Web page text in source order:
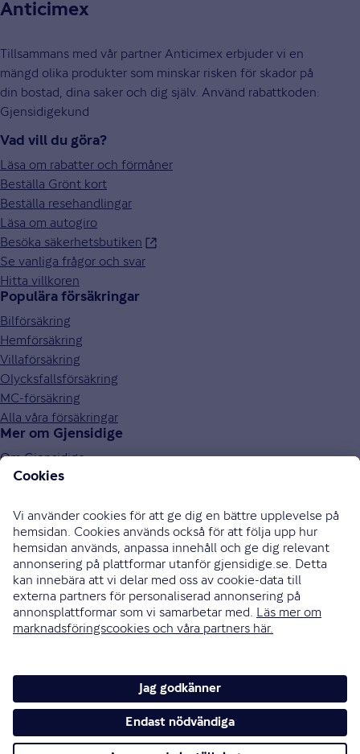
Anticimex
Tillsammans med vår partner Anticimex erbjuder vi en
mängd olika produkter som minskar risken för skador på
din bostad, dina saker och dig själv. Använd rabattkoden:
Gjensidigekund
Vad vill du göra?
Läsa om rabatter och förmåner
Beställa Grönt kort
Beställa resehandlingar
Läsa om autogiro
Besöka säkerhetsbutiken
Se vanliga frågor och svar
Hitta villkoren
Populära försäkringar
Bilförsäkring
Hemförsäkring
Villaförsäkring
Olycksfallsförsäkring
MC-försäkring
Alla våra försäkringar
Mer om Gjensidige
Om Gjensidige
Jobba hos oss
Press och media
Investor relations
Samarbetspartners
0771-326 326
Bli uppringd
Skriv till oss
Instagram
Cookies och säkerhet
Hantering av personuppgifter
Tillgänglighetsredogörelse